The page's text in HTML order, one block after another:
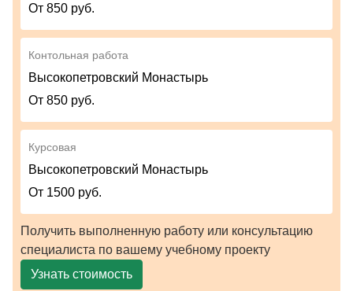
От 850 руб.
Контольная работа
Высокопетровский Монастырь
От 850 руб.
Курсовая
Высокопетровский Монастырь
От 1500 руб.
Получить выполненную работу или консультацию
специалиста по вашему учебному проекту
Узнать стоимость